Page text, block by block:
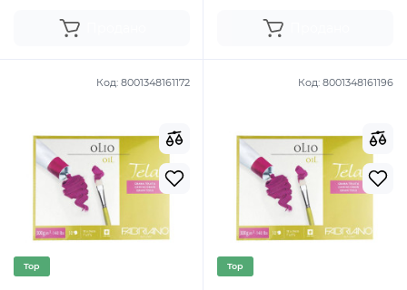
Код: 8001348161172
Top
Код: 8001348161196
Top